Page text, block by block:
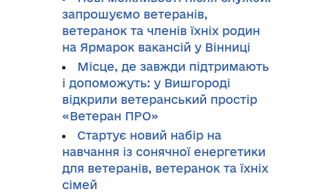
запрошуємо ветеранів,
ветеранок та членів їхніх родин
на Ярмарок вакансій у Вінниці
Місце, де завжди підтримають
і допоможуть: у Вишгороді
відкрили ветеранський простір
«Ветеран ПРО»
Стартує новий набір на
навчання із сонячної енергетики
для ветеранів, ветеранок та їхніх
сімей